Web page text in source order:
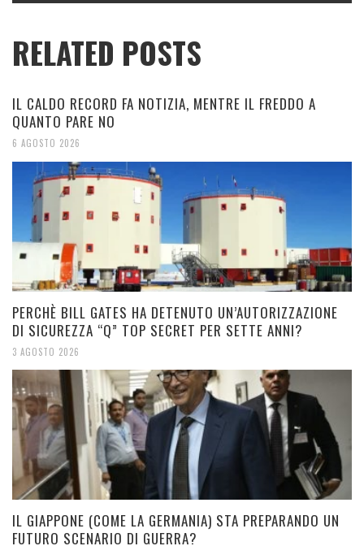
RELATED POSTS
IL CALDO RECORD FA NOTIZIA, MENTRE IL FREDDO A
QUANTO PARE NO
6 AGOSTO 2026
PERCHÈ BILL GATES HA DETENUTO UN’AUTORIZZAZIONE
DI SICUREZZA “Q” TOP SECRET PER SETTE ANNI?
3 AGOSTO 2026
IL GIAPPONE (COME LA GERMANIA) STA PREPARANDO UN
FUTURO SCENARIO DI GUERRA?